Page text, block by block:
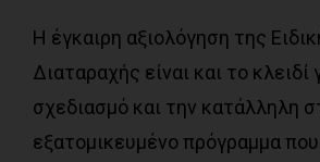
Η έγκαιρη αξιολόγηση της
Διαταραχής είναι και το
σχεδιασμό και την κατάλληλη
εξατομικευμένο πρόγραμμα